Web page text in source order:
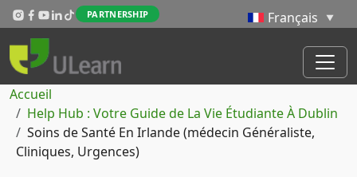
Aller au contenu principal
PARTNERSHIP
Fil d'Ariane
Accueil
Help Hub : Votre Guide de La Vie Étudiante À Dublin
Soins de Santé En Irlande (médecin Généraliste,
Cliniques, Urgences)